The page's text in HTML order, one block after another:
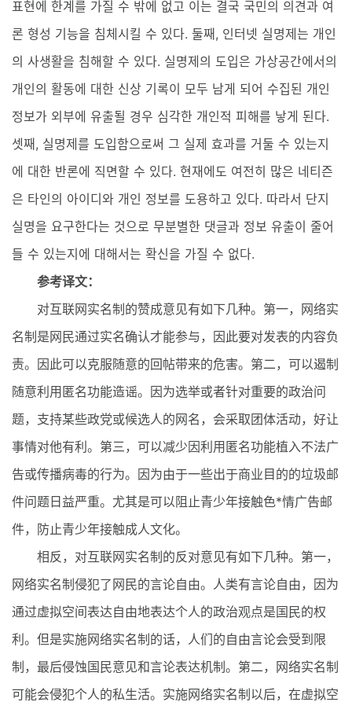
표현에 한계를 가질 수 밖에 없고 이는 결국 국민의 의견과 여
론 형성 기능을 침체시킬 수 있다. 둘째, 인터넷 실명제는 개인
의 사생활을 침해할 수 있다. 실명제의 도입은 가상공간에서의
개인의 활동에 대한 신상 기록이 모두 남게 되어 수집된 개인
정보가 외부에 유출될 경우 심각한 개인적 피해를 낳게 된다.
셋째, 실명제를 도입함으로써 그 실제 효과를 거둘 수 있는지
에 대한 반론에 직면할 수 있다. 현재에도 여전히 많은 네티즌
은 타인의 아이디와 개인 정보를 도용하고 있다. 따라서 단지
실명을 요구한다는 것으로 무분별한 댓글과 정보 유출이 줄어
들 수 있는지에 대해서는 확신을 가질 수 없다.
参考译文：
对互联网实名制的赞成意见有如下几种。第一，网络实
名制是网民通过实名确认才能参与，因此要对发表的内容负
责。因此可以克服随意的回帖带来的危害。第二，可以遏制
随意利用匿名功能造谣。因为选举或者针对重要的政治问
题，支持某些政党或候选人的网名，会采取团体活动，好让
事情对他有利。第三，可以减少因利用匿名功能植入不法广
告或传播病毒的行为。因为由于一些出于商业目的的垃圾邮
件问题日益严重。尤其是可以阻止青少年接触色*情广告邮
件，防止青少年接触成人文化。
相反，对互联网实名制的反对意见有如下几种。第一，
网络实名制侵犯了网民的言论自由。人类有言论自由，因为
通过虚拟空间表达自由地表达个人的政治观点是国民的权
利。但是实施网络实名制的话，人们的自由言论会受到限
制，最后侵蚀国民意见和言论表达机制。第二，网络实名制
可能会侵犯个人的私生活。实施网络实名制以后，在虚拟空